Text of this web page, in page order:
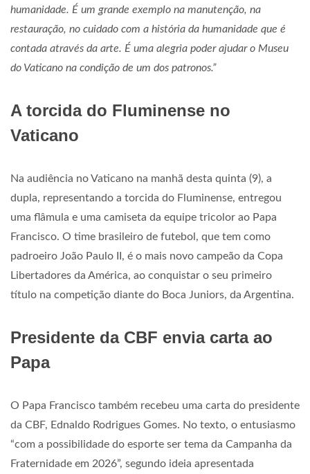
humanidade. É um grande exemplo na manutenção, na
restauração, no cuidado com a história da humanidade que é
contada através da arte. É uma alegria poder ajudar o Museu
do Vaticano na condição de um dos patronos.”
A torcida do Fluminense no
Vaticano
Na audiência no Vaticano na manhã desta quinta (9), a
dupla, representando a torcida do Fluminense, entregou
uma flâmula e uma camiseta da equipe tricolor ao Papa
Francisco. O time brasileiro de futebol, que tem como
padroeiro João Paulo II, é o mais novo campeão da Copa
Libertadores da América, ao conquistar o seu primeiro
título na competição diante do Boca Juniors, da Argentina.
Presidente da CBF envia carta ao
Papa
O Papa Francisco também recebeu uma carta do presidente
da CBF, Ednaldo Rodrigues Gomes. No texto, o entusiasmo
“com a possibilidade do esporte ser tema da Campanha da
Fraternidade em 2026”, segundo ideia apresentada